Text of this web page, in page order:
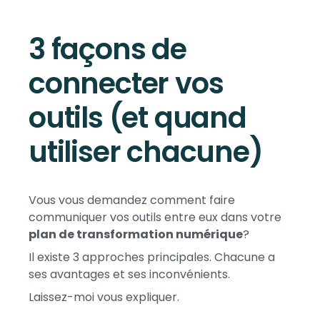
3 façons de
connecter vos
outils (et quand
utiliser chacune)
Vous vous demandez comment faire
communiquer vos outils entre eux dans votre
plan de transformation numérique?
Il existe 3 approches principales. Chacune a
ses avantages et ses inconvénients.
Laissez-moi vous expliquer.